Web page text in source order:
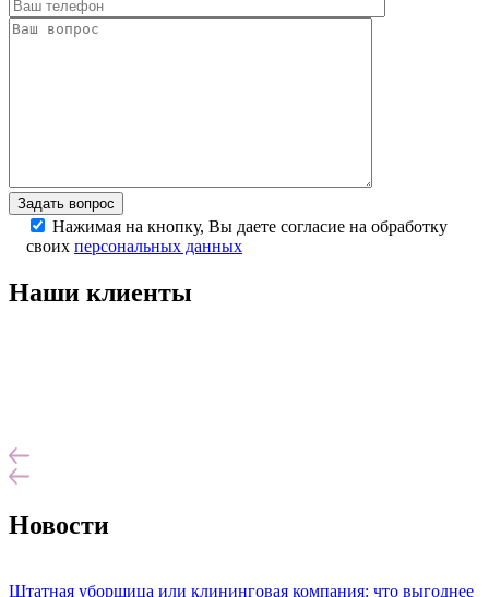
Задать вопрос
Нажимая на кнопку, Вы даете согласие на обработку
своих персональных данных
Наши клиенты
Новости
Штатная уборщица или клининговая компания: что выгоднее